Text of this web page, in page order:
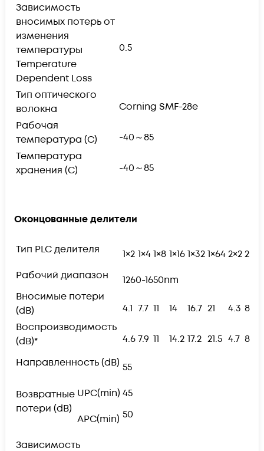
Зависимость
вносимых потерь от
изменения
температуры
Temperature
Dependent Loss
0.5
Тип оптического
волокна
Corning SMF-28e
Рабочая
температура (С)
-40～85
Температура
хранения (С)
-40～85
Оконцованные делители
Тип PLC делителя 1×2 1×41×8 1×161×321×642×22×4
Рабочий диапазон
1260-1650nm
Вносимые потери
(dB)
4.1 7.7 11 14 16.7 21 4.3 8
Воспроизводимость
(dB)*
4.67.9 11 14.2 17.2 21.5 4.7 8.3
Направленность (dB) 55
Возвратные
потери (dB)
UPC(min) 45
APC(min) 50
Зависимость